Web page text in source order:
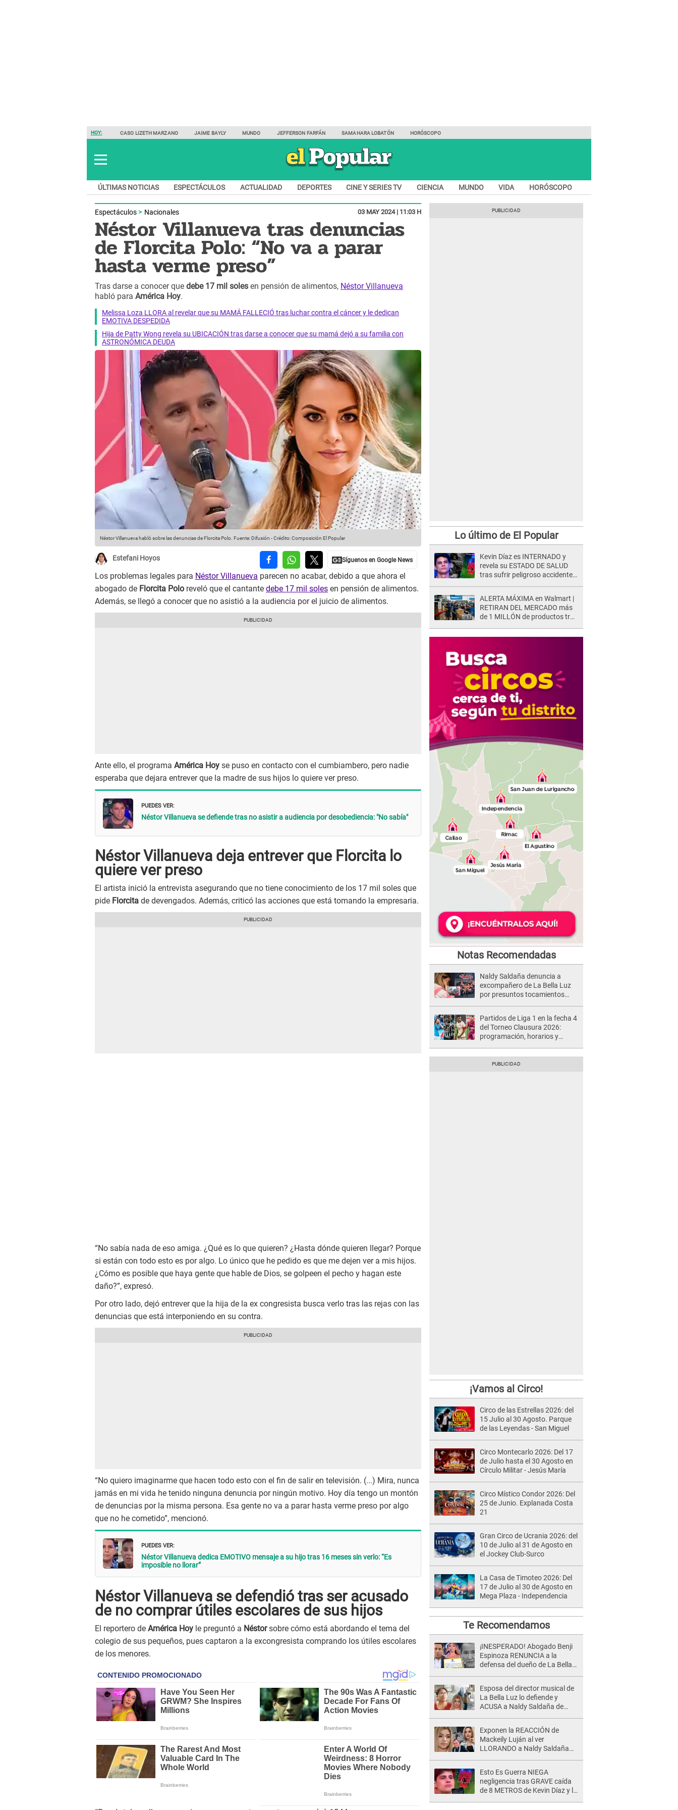
HOY: CASO LIZETH MARZANO JAIME BAYLY MUNDO JEFFERSON FARFÁN SAMAHARA LOBATÓN HORÓSCOPO
ÚLTIMAS NOTICIAS ESPECTÁCULOS ACTUALIDAD DEPORTES CINE Y SERIES TV CIENCIA MUNDO VIDA HORÓSCOPO
Espectáculos Nacionales 03 MAY 2024 | 11:03 H
Néstor Villanueva tras denuncias
de Florcita Polo: “No va a parar
hasta verme preso”
Tras darse a conocer que debe 17 mil soles en pensión de alimentos, Néstor Villanueva
habló para América Hoy.
Melissa Loza LLORA al revelar que su MAMÁ FALLECIÓ tras luchar contra el cáncer y le dedican
EMOTIVA DESPEDIDA
Hija de Patty Wong revela su UBICACIÓN tras darse a conocer que su mamá dejó a su familia con
ASTRONÓMICA DEUDA
Néstor Villanueva habló sobre las denuncias de Florcita Polo. Fuente: Difusión -Crédito: Composición El Popular
Estefani Hoyos
Los problemas legales para Néstor Villanueva parecen no acabar, debido a que ahora el
abogado de Florcita Polo reveló que el cantante debe 17 mil soles en pensión de alimentos.
Además, se llegó a conocer que no asistió a la audiencia por el juicio de alimentos.
Ante ello, el programa América Hoy se puso en contacto con el cumbiambero, pero nadie
esperaba que dejara entrever que la madre de sus hijos lo quiere ver preso.
PUEDES VER:
Néstor Villanueva se defiende tras no asistir a audiencia por desobediencia: "No sabía"
Néstor Villanueva deja entrever que Florcita lo
quiere ver preso
El artista inició la entrevista asegurando que no tiene conocimiento de los 17 mil soles que
pide Florcita de devengados. Además, criticó las acciones que está tomando la empresaria.
“No sabía nada de eso amiga. ¿Qué es lo que quieren? ¿Hasta dónde quieren llegar? Porque
si están con todo esto es por algo. Lo único que he pedido es que me dejen ver a mis hijos.
¿Cómo es posible que haya gente que hable de Dios, se golpeen el pecho y hagan este
daño?”, expresó.
Por otro lado, dejó entrever que la hija de la ex congresista busca verlo tras las rejas con las
denuncias que está interponiendo en su contra.
“No quiero imaginarme que hacen todo esto con el fin de salir en televisión. (...) Mira, nunca
jamás en mi vida he tenido ninguna denuncia por ningún motivo. Hoy día tengo un montón
de denuncias por la misma persona. Esa gente no va a parar hasta verme preso por algo
que no he cometido”, mencionó.
PUEDES VER:
Néstor Villanueva dedica EMOTIVO mensaje a su hijo tras 16 meses sin verlo: “Es
imposible no llorar”
Néstor Villanueva se defendió tras ser acusado
de no comprar útiles escolares de sus hijos
El reportero de América Hoy le preguntó a Néstorsobre cómo está abordando el tema del
colegio de sus pequeños, pues captaron a la excongresista comprando los útiles escolares
de los menores.
Lo último de El Popular
Kevin Díaz es INTERNADO y
revela su ESTADO DE SALUD
tras sufrir peligroso accidente
ocho metros
ALERTA MÁXIMA en Walmart |
RETIRAN DEL MERCADO más
de 1 MILLÓN de productos tras
Notas Recomendadas
Naldy Saldaña denuncia a
excompañero de La Bella Luz
por presuntos tocamientos
Partidos de Liga 1 en la fecha 4
del Torneo Clausura 2026:
programación, horarios y
¡Vamos al Circo!
Circo de las Estrellas 2026: del
15 Julio al 30 Agosto. Parque
de las Leyendas - San Miguel
Circo Montecarlo 2026: Del 17
de Julio hasta el 30 Agosto en
Círculo Militar - Jesús María
Circo Místico Condor 2026: Del
25 de Junio. Explanada Costa
21
Gran Circo de Ucrania 2026: del
10 de Julio al 31 de Agosto en
el Jockey Club-Surco
La Casa de Timoteo 2026: Del
17 de Julio al 30 de Agosto en
Mega Plaza - Independencia
Te Recomendamos
¡INESPERADO! Abogado Benji
Espinoza RENUNCIA a la
defensa del dueño de La Bella
Esposa del director musical de
La Bella Luz lo defiende y
ACUSA a Naldy Saldaña de
Exponen la REACCIÓN de
Mackeily Luján al ver
LLORANDO a Naldy Saldaña
Esto Es Guerra NIEGA
negligencia tras GRAVE caída
de 8 METROS de Kevin Díaz y lo